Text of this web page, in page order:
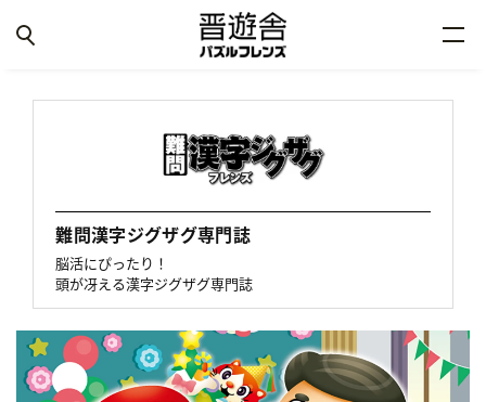
難問漢字ジグザグ専門誌
脳活にぴったり！
頭が冴える漢字ジグザグ専門誌